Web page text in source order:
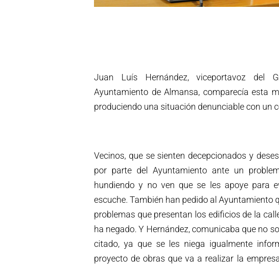
Juan Luís Hernández, viceportavoz del
Ayuntamiento de Almansa, comparecía esta
produciendo una situación denunciable con un
Vecinos, que se sienten decepcionados y
por parte del Ayuntamiento ante un
hundiendo y no ven que se les apoye para
escuche. También han pedido al Ayuntamiento
problemas que presentan los edificios de la
ha negado. Y Hernández, comunicaba que no
citado, ya que se les niega igualmente
proyecto de obras que va a realizar la